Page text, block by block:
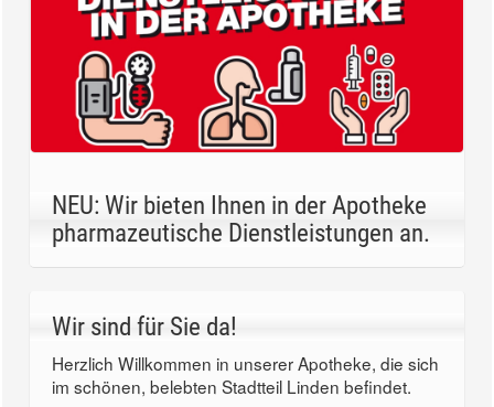
NEU: Wir bieten Ihnen in der Apotheke
pharmazeutische Dienstleistungen an.
Wir sind für Sie da!
Herzlich Willkommen in unserer Apotheke, die sich
im schönen, belebten Stadtteil Linden befindet.